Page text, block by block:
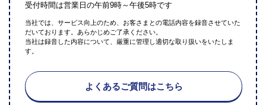
受付時間は営業日の午前9時～午後5時です
当社では、サービス向上のため、お客さまとの電話内容を録音させていた
だいております。あらかじめご了承ください。
当社は録音した内容について、厳重に管理し適切な取り扱いをいたしま
す。
よくあるご質問はこちら